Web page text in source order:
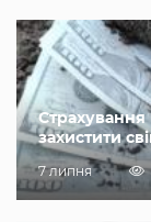
захистити
7 липня